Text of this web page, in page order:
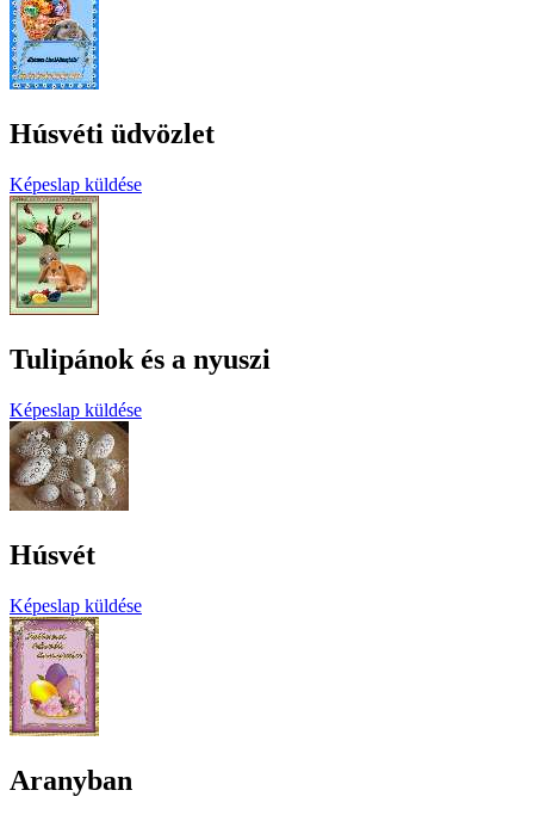
Húsvéti üdvözlet
Képeslap küldése
Tulipánok és a nyuszi
Képeslap küldése
Húsvét
Képeslap küldése
Aranyban